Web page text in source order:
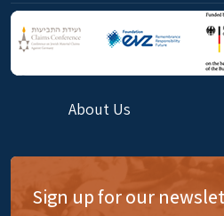
About Us
Sign up for our